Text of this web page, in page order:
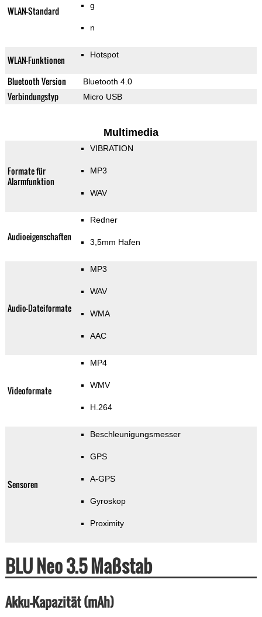
WLAN-Standard g
n
WLAN-Funktionen Hotspot
Bluetooth Version Bluetooth 4.0
Verbindungstyp Micro USB
Multimedia
Formate für
Alarmfunktion
VIBRATION
MP3
WAV
Audioeigenschaften
Redner
3,5mm Hafen
Audio-Dateiformate
MP3
WAV
WMA
AAC
Videoformate
MP4
WMV
H.264
Sensoren
Beschleunigungsmesser
GPS
A-GPS
Gyroskop
Proximity
BLU Neo 3.5 Maßstab
Akku-Kapazität (mAh)